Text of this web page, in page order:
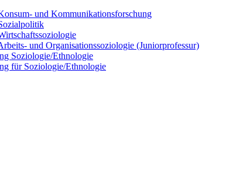
und Kommunikationsforschung
und Organisationssoziologie (Juniorprofessur)
Soziologie/Ethnologie
für Soziologie/Ethnologie